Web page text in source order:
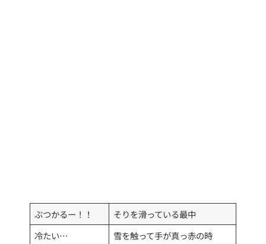
ぶつかるー！！
そりを滑っている最中
冷たい…
雪を触って手が真っ赤の時